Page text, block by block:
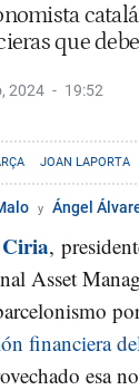
que
2024 19:52
JOAN LAPORTA
Ángel
,
Asset
financiera
esa